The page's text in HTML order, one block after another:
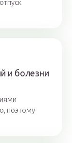
и болезни
поэтому